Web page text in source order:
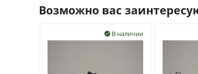
Возможно вас
В наличии
